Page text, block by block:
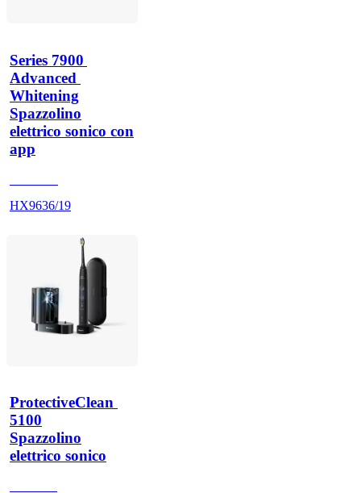
Series 7900
Advanced
Whitening
Spazzolino
elettrico sonico con
app
HX9636/19
ProtectiveClean
5100
Spazzolino
elettrico sonico